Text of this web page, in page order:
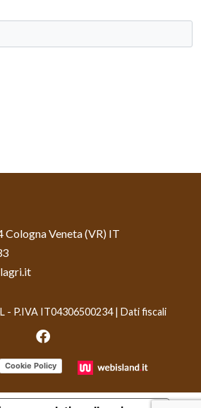
Cologna Veneta (VR) IT
- P.IVA IT04306500234 | Dati fiscali
Cookie Policy